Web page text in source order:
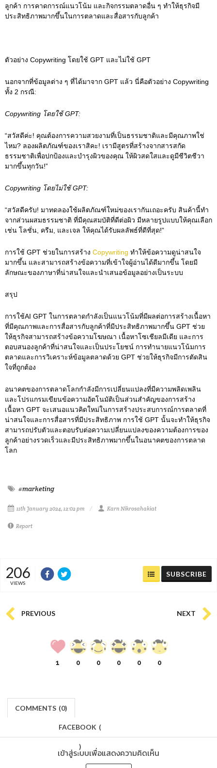
ลูกค้า การคาดการณ์แนวโน้ม และกิจกรรมตลาดอื่น ๆ ทำให้ธุรกิจมี
ประสิทธิภาพมากขึ้นในการตลาดและสื่อสารกับลูกค้า
ตัวอย่าง Copywriting โดยใช้ GPT และไม่ใช้ GPT
นอกจากที่ข้อมูลต่าง ๆ ที่ได้มาจาก GPT แล้ว นี่คือตัวอย่าง Copywriting
ทั้ง 2 กรณี:
Copywriting โดยใช้ GPT:
“สวัสดีค่ะ! คุณต้องการความสวยงามที่เป็นธรรมชาติและมีคุณภาพใช่
ไหม? ลองผลิตภัณฑ์ของเราสิคะ! เรามีสูตรที่สร้างจากสารสกัด
ธรรมชาติเพื่อปกป้องและบำรุงผิวของคุณ ให้ผิวสดใสและดูมีชีวิตชีวา
มากขึ้นทุกวัน!”
Copywriting โดยไม่ใช้ GPT:
“สวัสดีครับ! มาทดลองใช้ผลิตภัณฑ์ใหม่ของเรากันเถอะครับ สินค้านี้ทำ
จากส่วนผสมธรรมชาติ ที่มีคุณสมบัติที่ดีต่อผิว มีหลายรูปแบบให้คุณเลือก
เช่น โลชั่น, ครีม, และเจล ให้คุณได้รับผลลัพธ์ที่ดีที่สุด!”
การใช้ GPT ช่วยในการสร้าง Copywriting ทำให้ข้อความดูน่าสนใจ
มากขึ้น และสามารถสร้างข้อความที่เข้าใจผู้อ่านได้ดีมากขึ้น โดยมี
ลักษณะของภาษาที่น่าสนใจและนำเสนอข้อมูลอย่างเป็นระบบ
สรุป
การใช้AI GPT ในการตลาดกำลังเป็นแนวโน้มที่มีผลต่อการสร้างเนื้อหา
ที่มีคุณภาพและการสื่อสารกับลูกค้าที่มีประสิทธิภาพมากขึ้น GPT ช่วย
ให้ธุรกิจสามารถสร้างข้อความโฆษณา เนื้อหาโซเชียลมีเดีย และการ
ตอบสนองลูกค้าที่น่าสนใจและเป็นประโยชน์ การทำนายแนวโน้มการ
ตลาดและการวิเคราะห์ข้อมูลตลาดด้วย GPT ช่วยให้ธุรกิจมีการตัดสิน
ใจที่ถูกต้อง
อนาคตของการตลาดโลกกำลังมีการเปลี่ยนแปลงที่มีความพลิดเพลิน
และโปรแกรมเขียนข้อความอัตโนมัติเป็นส่วนสำคัญของการสร้าง
เนื้อหา GPT จะเสนอแนวคิดใหม่ในการสร้างประสบการณ์การตลาดที่
น่าสนใจและการสื่อสารที่มีประสิทธิภาพ การใช้ GPT นั้นจะทำให้ธุรกิจ
สามารถปรับตัวและตอบรับต่อความเปลี่ยนแปลงของความต้องการของ
ลูกค้าอย่างรวดเร็วและมีประสิทธิภาพมากขึ้นในอนาคตของการตลาด
โลก
#marketing
11th January 2024, 12:02 pm Karn Nikrosahakiat
Report
206
VIEWS
SUBSCRIBE
PREVIOUS NEXT
1 0 0 0 0 0
COMMENTS (0)
FACEBOOK (
)
เข้าสู่ระบบเพื่อแสดงความคิดเห็น